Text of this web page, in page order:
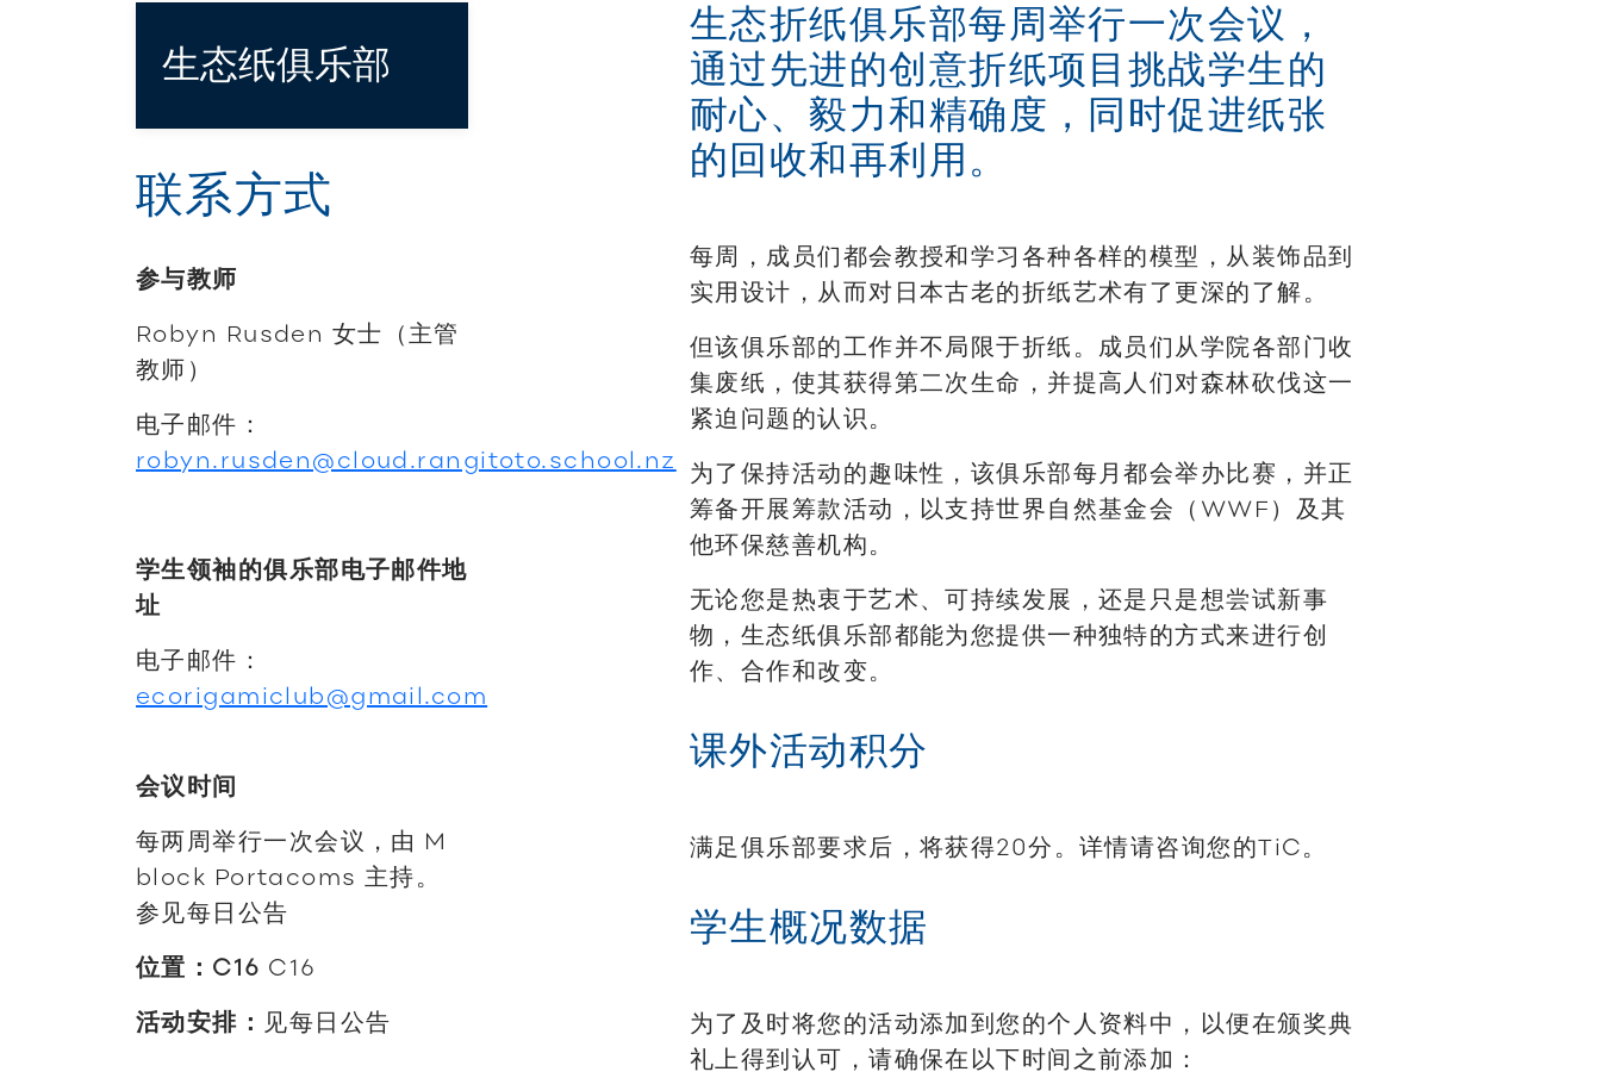
生态纸俱乐部
联系方式
参与教师
Robyn Rusden 女士（主管
教师）
电子邮件：
robyn.rusden@cloud.rangitoto.school.nz
学生领袖的俱乐部电子邮件地
址
电子邮件：
ecorigamiclub@gmail.com
会议时间
每两周举行一次会议，由 M
block Portacoms 主持。
参见每日公告
位置：C16 C16
活动安排： 见每日公告
生态折纸俱乐部每周举行一次会议，
通过先进的创意折纸项目挑战学生的
耐心、毅力和精确度，同时促进纸张
的回收和再利用。
每周，成员们都会教授和学习各种各样的模型，从装饰品到
实用设计，从而对日本古老的折纸艺术有了更深的了解。
但该俱乐部的工作并不局限于折纸。成员们从学院各部门收
集废纸，使其获得第二次生命，并提高人们对森林砍伐这一
紧迫问题的认识。
为了保持活动的趣味性，该俱乐部每月都会举办比赛，并正
筹备开展筹款活动，以支持世界自然基金会（WWF）及其
他环保慈善机构。
无论您是热衷于艺术、可持续发展，还是只是想尝试新事
物，生态纸俱乐部都能为您提供一种独特的方式来进行创
作、合作和改变。
课外活动积分
满足俱乐部要求后，将获得20分。详情请咨询您的TiC。
学生概况数据
为了及时将您的活动添加到您的个人资料中，以便在颁奖典
礼上得到认可，请确保在以下时间之前添加：